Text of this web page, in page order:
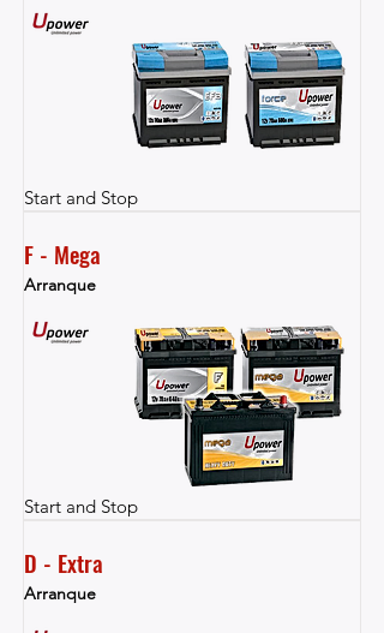
Start and Stop
F - Mega
Arranque
Start and Stop
D - Extra
Arranque